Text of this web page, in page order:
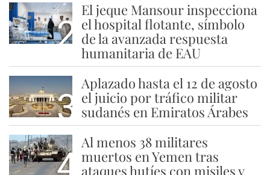
2
El jeque Mansour inspecciona
el hospital flotante, símbolo
de la avanzada respuesta
humanitaria de EAU
3
Aplazado hasta el 12 de agosto
el juicio por tráfico militar
sudanés en Emiratos Árabes
4
Al menos 38 militares
muertos en Yemen tras
ataques hutíes con misiles y